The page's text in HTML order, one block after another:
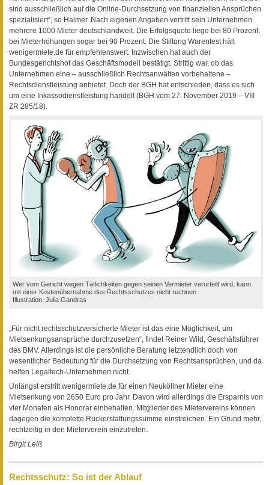
sind ausschließlich auf die Online-Durchsetzung von finanziellen Ansprüchen
spezialisiert“, so Halmer. Nach eigenen Angaben vertritt sein Unternehmen
mehrere 1000 Mieter deutschlandweit. Die Erfolgsquote liege bei 80 Prozent,
bei Mieterhöhungen sogar bei 90 Prozent. Die Stiftung Warentest hält
wenigermiete.de für empfehlenswert. Inzwischen hat auch der
Bundesgerichtshof das Geschäftsmodell bestätigt. Strittig war, ob das
Unternehmen eine – ausschließlich Rechtsanwälten vorbehaltene –
Rechtsdienstleistung anbietet. Doch der BGH hat entschieden, dass es sich
um eine Inkassodienstleistung handelt (BGH vom 27. November 2019 – VIII
ZR 285/18).
Wer vom Gericht wegen Tätlichkeiten gegen seinen Vermieter verurteilt wird, kann
mit einer Kostenübernahme des Rechtsschutzes nicht rechnen
Illustration: Julia Gandras
„Für nicht rechtsschutzversicherte Mieter ist das eine Möglichkeit, um
Mietsenkungsansprüche durchzusetzen“, findet Reiner Wild, Geschäftsführer
des BMV. Allerdings ist die persönliche Beratung letztendlich doch von
wesentlicher Bedeutung für die Durchsetzung von Rechtsansprüchen, und da
helfen Legaltech-Unternehmen nicht.
Unlängst erstritt wenigermiete.de für einen Neuköllner Mieter eine
Mietsenkung von 2650 Euro pro Jahr. Davon wird allerdings die Ersparnis von
vier Monaten als Honorar einbehalten. Mitglieder des Mietervereins können
dagegen die komplette Rückerstattungssumme einstreichen. Ein Grund mehr,
rechtzeitig in den Mieterverein einzutreten.
Birgit Leiß
Rechtsschutz: So ist der Ablauf